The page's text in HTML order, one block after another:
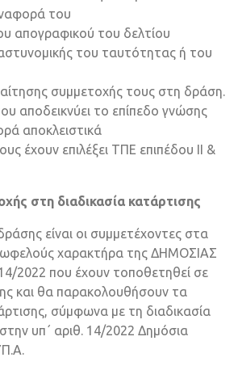
του
απογραφικού του δελτίου
του ταυτότητας ή του
συμμετοχής τους στη δράση.
αποδεικνύει το επίπεδο γνώσης
αποκλειστικά
έχουν επιλέξει ΤΠΕ επιπέδου ΙΙ &
στη διαδικασία κατάρτισης
είναι οι συμμετέχοντες στα
χαρακτήρα της ΔΗΜΟΣΙΑΣ
2022 που έχουν τοποθετηθεί σε
και θα παρακολουθήσουν τα
σύμφωνα με τη διαδικασία
υπ΄ αριθ. 14/2022 Δημόσια